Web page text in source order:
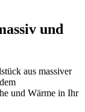
und
aus massiver
und Wärme in Ihr